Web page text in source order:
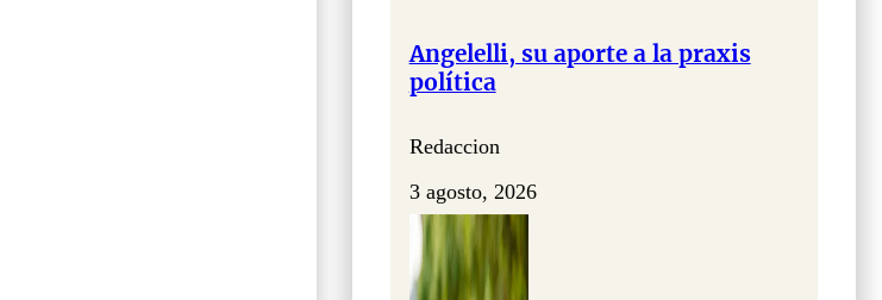
Angelelli, su aporte a la praxis
política
Redaccion
3 agosto, 2026